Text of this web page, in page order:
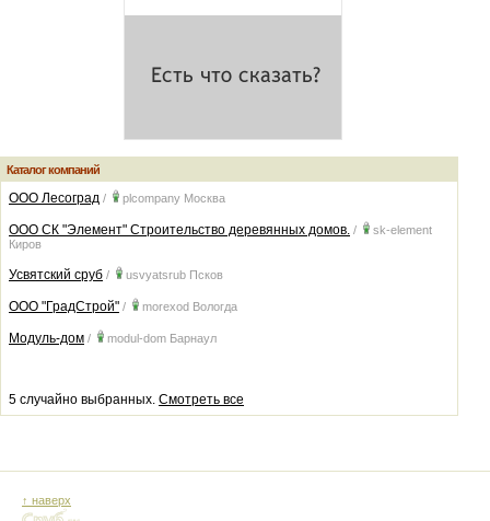
Каталог компаний
ООО Лесоград / plcompany Москва
ООО СК "Элемент" Строительство деревянных домов. /
sk-element
Киров
Усвятский сруб / usvyatsrub Псков
ООО "ГрадСтрой" / morexod Вологда
Модуль-дом / modul-dom Барнаул
5 случайно выбранных. Смотреть все
↑ наверх